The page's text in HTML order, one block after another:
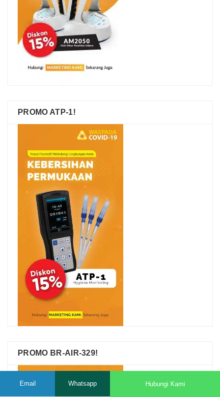
PROMO ATP-1!
PROMO BR-AIR-329!
Email Whatsapp Hubungi Kami